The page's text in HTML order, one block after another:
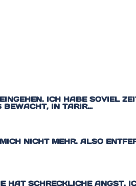
ICH HABE SOVIEL
BEWACHT, IN TARIR…
NICHT MEHR. ALSO
HAT SCHRECKLICHE ANGST.